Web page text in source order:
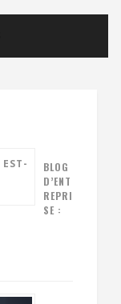
BLOG
D’ENT
REPRI
SE :